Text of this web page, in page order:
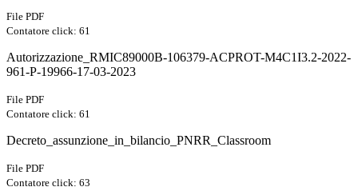
File PDF
Contatore click: 61
Autorizzazione_RMIC89000B-106379-ACPROT-M4C1I3.2-2022-
961-P-19966-17-03-2023
File PDF
Contatore click: 61
Decreto_assunzione_in_bilancio_PNRR_Classroom
File PDF
Contatore click: 63